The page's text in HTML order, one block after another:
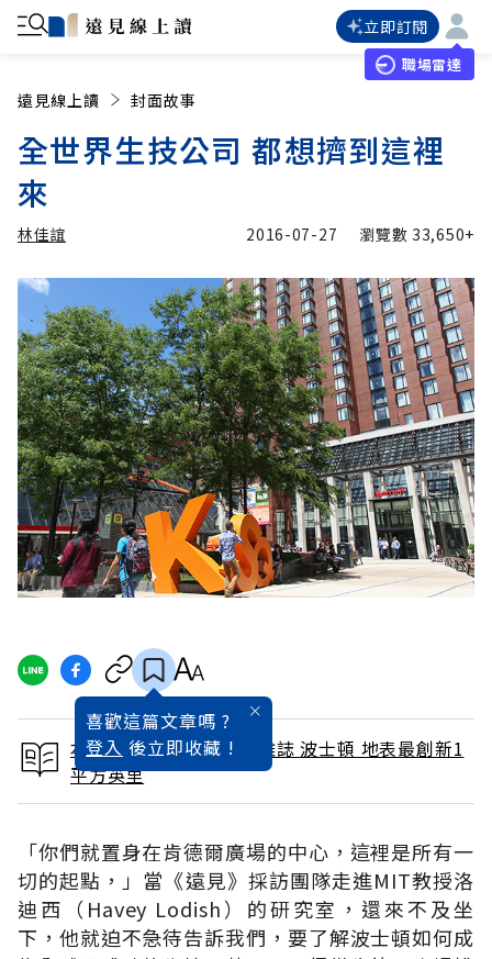
立即訂閱
職場雷達
遠見線上讀 封面故事
全世界生技公司 都想擠到這裡
來
林佳誼
加入追蹤
2016-07-27 瀏覽數 33,650+
喜歡這篇文章嗎 ?
登入 後立即收藏 !
本文出自 2016 / 8月號雜誌 波士頓 地表最創新1
平方英里
「你們就置身在肯德爾廣場的中心，這裡是所有一
切的起點，」當《遠見》採訪團隊走進MIT教授洛
迪西（Havey Lodish）的研究室，還來不及坐
下，他就迫不急待告訴我們，要了解波士頓如何成